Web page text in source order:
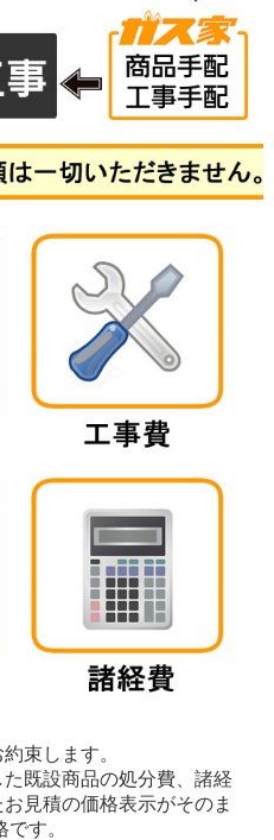
束します。
既設商品の処分費、諸経
見積の価格表示がそのま
す。